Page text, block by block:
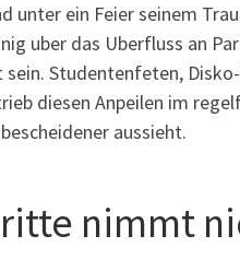
unter ein Feier seinem
uber das Uberfluss an
Studentenfeten,
diesen Anpeilen im
aussieht.
nimmt